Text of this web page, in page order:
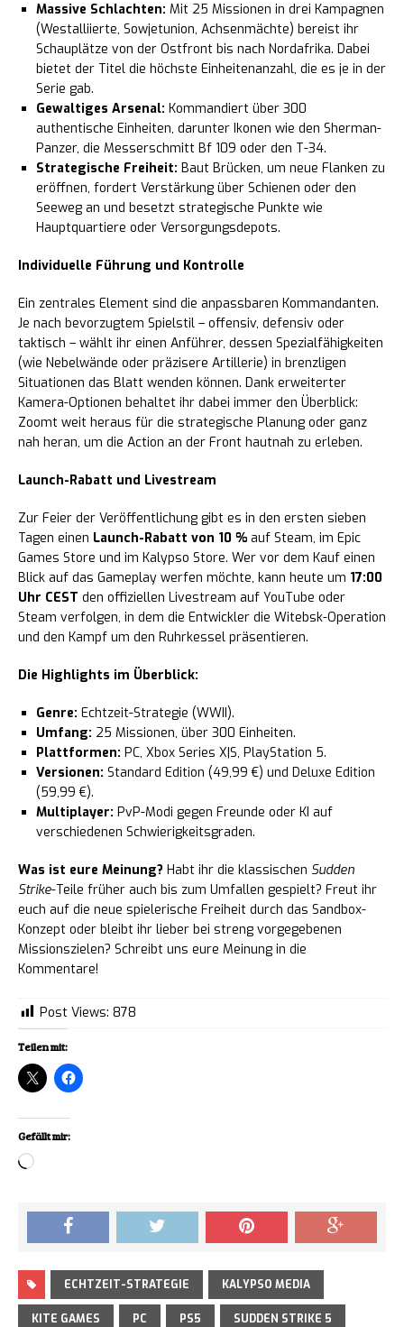
Massive Schlachten: Mit 25 Missionen in drei Kampagnen
(Westalliierte, Sowjetunion, Achsenmächte) bereist ihr
Schauplätze von der Ostfront bis nach Nordafrika. Dabei
bietet der Titel die höchste Einheitenanzahl, die es je in der
Serie gab.
Gewaltiges Arsenal: Kommandiert über 300
authentische Einheiten, darunter Ikonen wie den Sherman-
Panzer, die Messerschmitt Bf 109 oder den T-34.
Strategische Freiheit: Baut Brücken, um neue Flanken zu
eröffnen, fordert Verstärkung über Schienen oder den
Seeweg an und besetzt strategische Punkte wie
Hauptquartiere oder Versorgungsdepots.
Individuelle Führung und Kontrolle
Ein zentrales Element sind die anpassbaren Kommandanten.
Je nach bevorzugtem Spielstil – offensiv, defensiv oder
taktisch – wählt ihr einen Anführer, dessen Spezialfähigkeiten
(wie Nebelwände oder präzisere Artillerie) in brenzligen
Situationen das Blatt wenden können. Dank erweiterter
Kamera-Optionen behaltet ihr dabei immer den Überblick:
Zoomt weit heraus für die strategische Planung oder ganz
nah heran, um die Action an der Front hautnah zu erleben.
Launch-Rabatt und Livestream
Zur Feier der Veröffentlichung gibt es in den ersten sieben
Tagen einen Launch-Rabatt von 10 % auf Steam, im Epic
Games Store und im Kalypso Store. Wer vor dem Kauf einen
Blick auf das Gameplay werfen möchte, kann heute um 17:00
Uhr CEST den offiziellen Livestream auf YouTube oder
Steam verfolgen, in dem die Entwickler die Witebsk-Operation
und den Kampf um den Ruhrkessel präsentieren.
Die Highlights im Überblick:
Genre: Echtzeit-Strategie (WWII).
Umfang: 25 Missionen, über 300 Einheiten.
Plattformen: PC, Xbox Series X|S, PlayStation 5.
Versionen: Standard Edition (49,99 €) und Deluxe Edition
(59,99 €).
Multiplayer: PvP-Modi gegen Freunde oder KI auf
verschiedenen Schwierigkeitsgraden.
Was ist eure Meinung? Habt ihr die klassischen Sudden
Strike-Teile früher auch bis zum Umfallen gespielt? Freut ihr
euch auf die neue spielerische Freiheit durch das Sandbox-
Konzept oder bleibt ihr lieber bei streng vorgegebenen
Missionszielen? Schreibt uns eure Meinung in die
Kommentare!
Post Views: 878
Teilen mit:
Gefällt mir:
Loading…
ECHTZEIT-STRATEGIE KALYPSO MEDIA
KITE GAMES PC PS5 SUDDEN STRIKE 5